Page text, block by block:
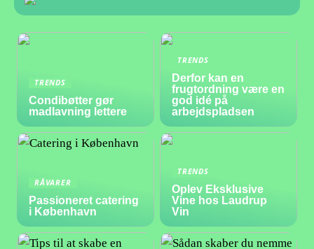
TRENDS
Condibøtter gør
madlavning lettere
TRENDS
Derfor kan en
frugtordning være en
god idé på
arbejdspladsen
RÅVARER
Passioneret catering
i København
TRENDS
Oplev Eksklusive
Vine hos Laudrup
Vin